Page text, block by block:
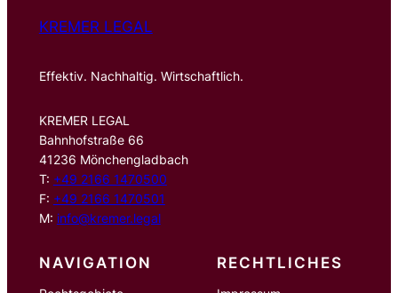
KREMER LEGAL
Effektiv. Nachhaltig. Wirtschaftlich.
KREMER LEGAL
Bahnhofstraße 66
41236 Mönchengladbach
T: +49 2166 1470500
F: +49 2166 1470501
M: info@kremer.legal
NAVIGATION RECHTLICHES